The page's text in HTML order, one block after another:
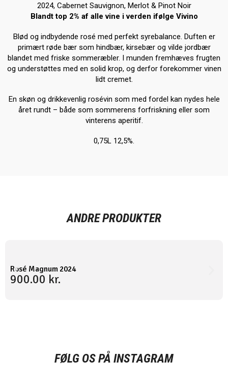
2024, Cabernet Sauvignon, Merlot & Pinot Noir
Blandt top 2% af alle vine i verden ifølge Vivino
Blød og indbydende rosé med perfekt syrebalance. Duften er
primært røde bær som hindbær, kirsebær og vilde jordbær
blandet med friske sommeræbler. I munden fremhæves frugten
og understøttes med en solid krop, og derfor forekommer vinen
lidt cremet.
En skøn og drikkevenlig rosévin som med fordel kan nydes hele
året rundt – både som sommerens forfriskning eller som
vinterens aperitif.
0,75L 12,5%.
ANDRE PRODUKTER
Rosé Magnum 2024
900.00 kr.
FØLG OS PÅ INSTAGRAM